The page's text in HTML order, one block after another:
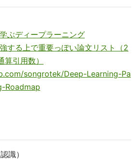
ぶディープラーニング
する上で重要っぽい論文リスト（2
引用数）
songrotek/Deep-Learning-Pa
Roadmap
識）